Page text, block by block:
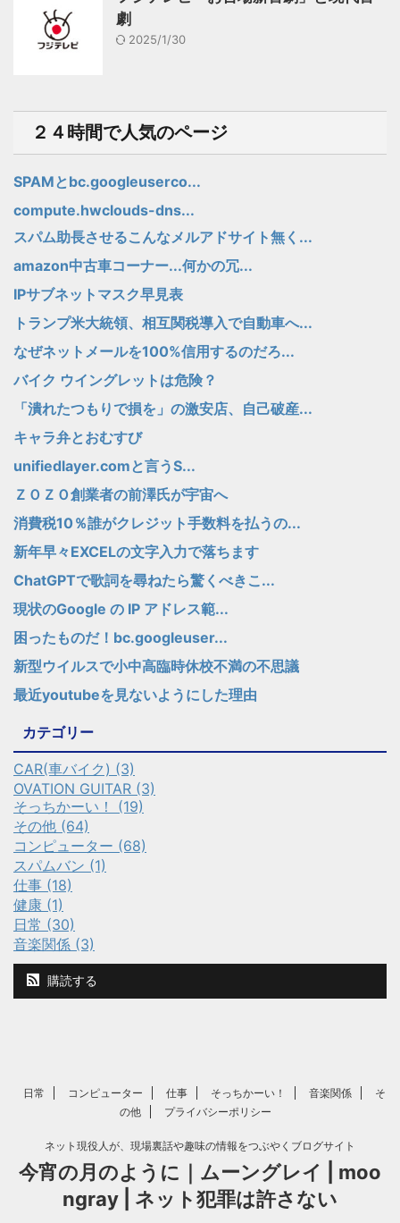
劇
2025/1/30
２４時間で人気のページ
SPAMとbc.googleuserco...
compute.hwclouds-dns...
スパム助長させるこんなメルアドサイト無く...
amazon中古車コーナー...何かの冗...
IPサブネットマスク早見表
トランプ米大統領、相互関税導入で自動車へ...
なぜネットメールを100%信用するのだろ...
バイク ウイングレットは危険？
「潰れたつもりで損を」の激安店、自己破産...
キャラ弁とおむすび
unifiedlayer.comと言うS...
ＺＯＺＯ創業者の前澤氏が宇宙へ
消費税10％誰がクレジット手数料を払うの...
新年早々EXCELの文字入力で落ちます
ChatGPTで歌詞を尋ねたら驚くべきこ...
現状のGoogle の IP アドレス範...
困ったものだ！bc.googleuser...
新型ウイルスで小中高臨時休校不満の不思議
最近youtubeを見ないようにした理由
カテゴリー
CAR(車バイク) (3)
OVATION GUITAR (3)
そっちかーい！ (19)
その他 (64)
コンピューター (68)
スパムバン (1)
仕事 (18)
健康 (1)
日常 (30)
音楽関係 (3)
購読する
日常 コンピューター 仕事 そっちかーい！ 音楽関係
そ
の他
プライバシーポリシー
ネット現役人が、現場裏話や趣味の情報をつぶやくブログサイト
今宵の月のように｜ムーングレイ | moo
ngray | ネット犯罪は許さない